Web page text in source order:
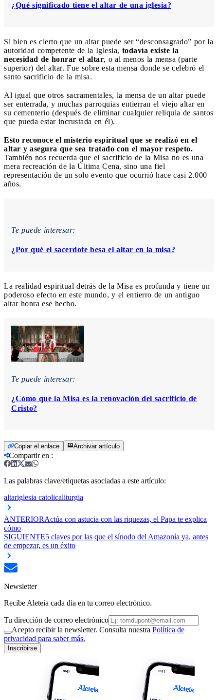
¿Qué significado tiene el altar de una iglesia?
Si bien es cierto que un altar puede ser “desconsagrado” por la
autoridad competente de la Iglesia, todavía existe la
necesidad de honrar el altar, o al menos la mensa (parte
superior) del altar. Fue sobre esta mensa donde se celebró el
santo sacrificio de la misa.
Al igual que otros sacramentales, la mensa de un altar puede
ser enterrada, y muchas parroquias entierran el viejo altar en
su cementerio (después de eliminar cualquier reliquia de santos
que pueda estar incrustada en él).
Esto reconoce el misterio espiritual que se realizó en el
altar y asegura que sea tratado con el mayor respeto.
También nos recuerda que el sacrificio de la Misa no es una
mera recreación de la Última Cena, sino una fiel
representación de un solo evento que ocurrió hace casi 2.000
años.
Te puede interesar:
¿Por qué el sacerdote besa el altar en la misa?
La realidad espiritual detrás de la Misa es profunda y tiene un
poderoso efecto en este mundo, y el entierro de un antiguo
altar honra ese hecho.
Te puede interesar:
¿Cómo que la Misa es la renovación del sacrificio de
Cristo?
Copiar el enlace Archivar artículo
Compartir en :
Las palabras clave/etiquetas asociadas a este artículo:
altariglesia catolicaliturgia
ANTERIORActúa con astucia con las riquezas, el Papa te explica
cómo
SIGUIENTE5 claves por las que el sínodo del Amazonía ya, antes
de empezar, es un éxito
Newsletter
Recibe Aleteia cada día en tu correo electrónico.
Tu dirección de correo electrónico
Acepto recibir la newsletter. Consulta nuestra Política de
privacidad para saber más.
Inscribirse